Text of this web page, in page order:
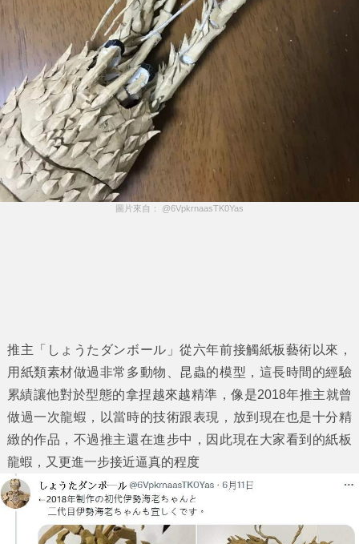
圖片來自： @6VpkrnaasTK0Yas
推主「しょうたダンボール」從六年前接觸紙板藝術以來，
用紙類素材做過非常多動物、昆蟲的模型，這長時間的經驗
累績讓他對於型態的拿捏越來越精準，像是2018年推主就曾
做過一次龍蝦，以當時的技術跟表現，放到現在也是十分精
緻的作品，不過推主還在進步中，因此現在大家看到的紙板
龍蝦，又更進一步接近逼真的程度